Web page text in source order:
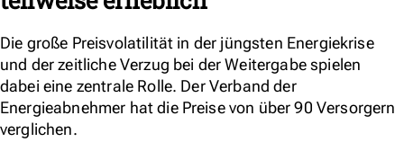
Die große Preisvolatilität in der jüngsten Energiekrise
und der zeitliche Verzug bei der Weitergabe spielen
dabei eine zentrale Rolle. Der Verband der
Energieabnehmer hat die Preise von über 90 Versorgern
verglichen.